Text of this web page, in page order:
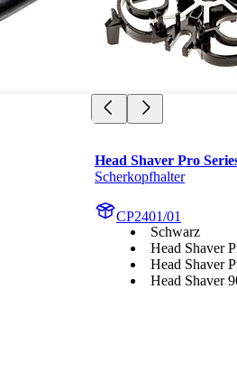
Head Shaver Pro
Scherkopfhalter
CP2401/01
Schwarz
Head Shaver
Head Shaver
Head Shaver